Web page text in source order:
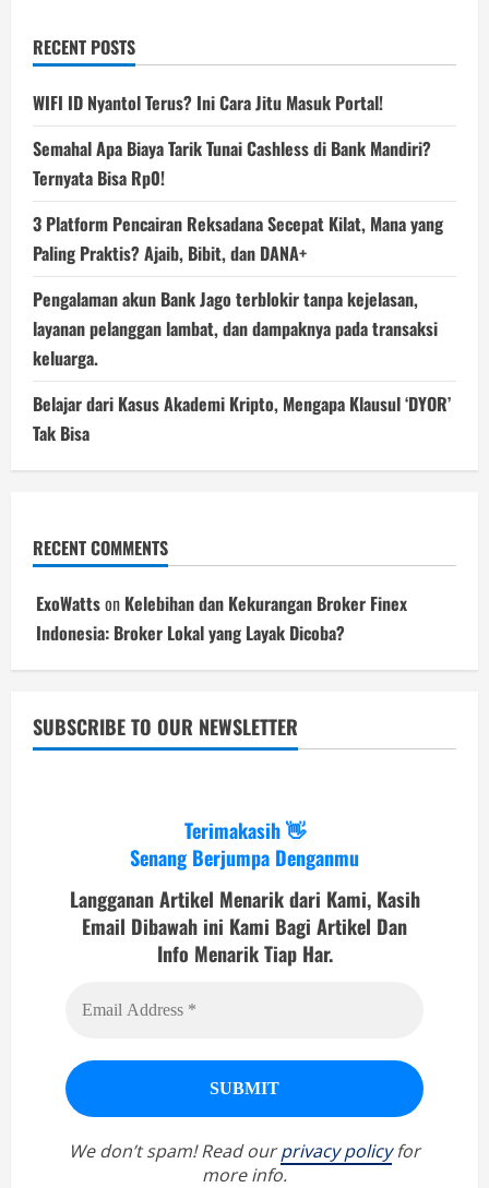
RECENT POSTS
WIFI ID Nyantol Terus? Ini Cara Jitu Masuk Portal!
Semahal Apa Biaya Tarik Tunai Cashless di Bank Mandiri?
Ternyata Bisa Rp0!
3 Platform Pencairan Reksadana Secepat Kilat, Mana yang
Paling Praktis? Ajaib, Bibit, dan DANA+
Pengalaman akun Bank Jago terblokir tanpa kejelasan,
layanan pelanggan lambat, dan dampaknya pada transaksi
keluarga.
Belajar dari Kasus Akademi Kripto, Mengapa Klausul ‘DYOR’
Tak Bisa
RECENT COMMENTS
ExoWattson Kelebihan dan Kekurangan Broker Finex
Indonesia: Broker Lokal yang Layak Dicoba?
SUBSCRIBE TO OUR NEWSLETTER
Terimakasih 👋
Senang Berjumpa Denganmu
Langganan Artikel Menarik dari Kami, Kasih
Email Dibawah ini Kami Bagi Artikel Dan
Info Menarik Tiap Har.
We don’t spam! Read ourprivacy policyfor
more info.